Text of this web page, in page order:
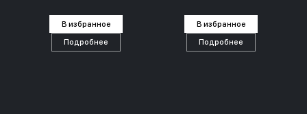
В избранное
Подробнее
В избранное
Подробнее